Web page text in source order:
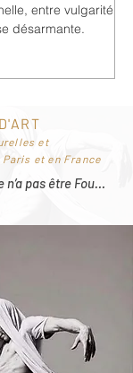
entre vulgarité
désarmante.
et
et en France
n’a pas être Fou…